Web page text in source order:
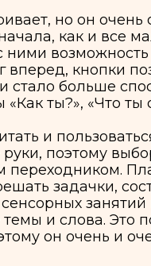
и пользоваться
поэтому выбор
задачки,
занятий и
и слова. Это пока